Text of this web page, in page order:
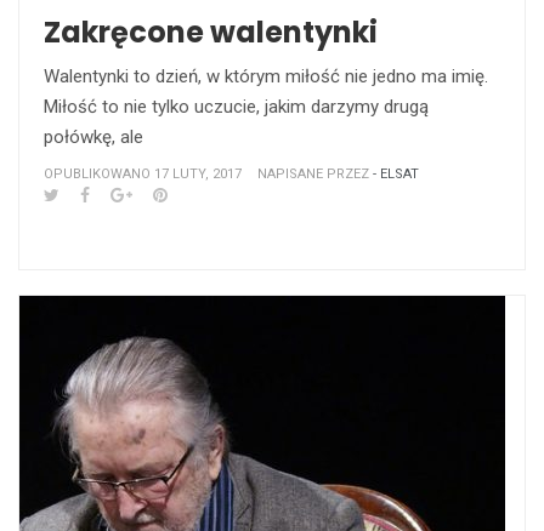
Zakręcone walentynki
Walentynki to dzień, w którym miłość nie jedno ma imię.
Miłość to nie tylko uczucie, jakim darzymy drugą
połówkę, ale
OPUBLIKOWANO 17 LUTY, 2017 NAPISANE PRZEZ - ELSAT